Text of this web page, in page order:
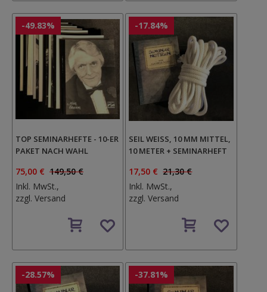
-49.83%
TOP SEMINARHEFTE - 10-ER
PAKET NACH WAHL
75,00 € 149,50 €
Inkl. MwSt.,
zzgl. Versand
den
-17.84%
SEIL WEISS, 10 MM MITTEL, 1
0 METER + SEMINARHEFT
17,50 € 21,30 €
Inkl. MwSt.,
zzgl.Versand
den
-28.57% -37.81%